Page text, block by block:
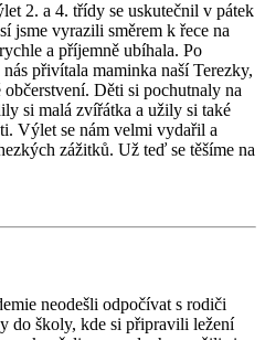
2. a 4. třídy se uskutečnil v pátek
jsme vyrazili směrem k řece na
a příjemně ubíhala. Po
přivítala maminka naší Terezky,
Děti si pochutnaly na
si malá zvířátka a užily si také
Výlet se nám velmi vydařil a
zážitků. Už teď se těšíme na
neodešli odpočívat s rodiči
do školy, kde si připravili ležení